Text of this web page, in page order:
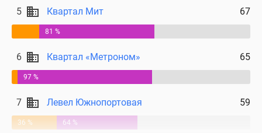
Готовые
коттеджные
коттеджные
поселки
поселки
5 Квартал Мит 67
81 %
6 Квартал «Метроном» 65
97 %
7 Левел Южнопортовая 59
36 % 64 %